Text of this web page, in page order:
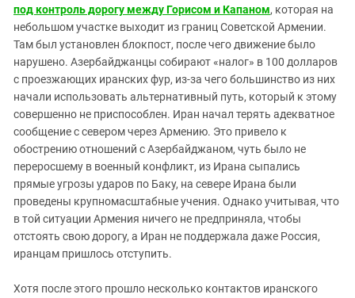
под контроль дорогу между Горисом и Капаном, которая на
небольшом участке выходит из границ Советской Армении.
Там был установлен блокпост, после чего движение было
нарушено. Азербайджанцы собирают «налог» в 100 долларов
с проезжающих иранских фур, из-за чего большинство из них
начали использовать альтернативный путь, который к этому
совершенно не приспособлен. Иран начал терять адекватное
сообщение с севером через Армению. Это привело к
обострению отношений с Азербайджаном, чуть было не
переросшему в военный конфликт, из Ирана сыпались
прямые угрозы ударов по Баку, на севере Ирана были
проведены крупномасштабные учения. Однако учитывая, что
в той ситуации Армения ничего не предприняла, чтобы
отстоять свою дорогу, а Иран не поддержала даже Россия,
иранцам пришлось отступить.
Хотя после этого прошло несколько контактов иранского